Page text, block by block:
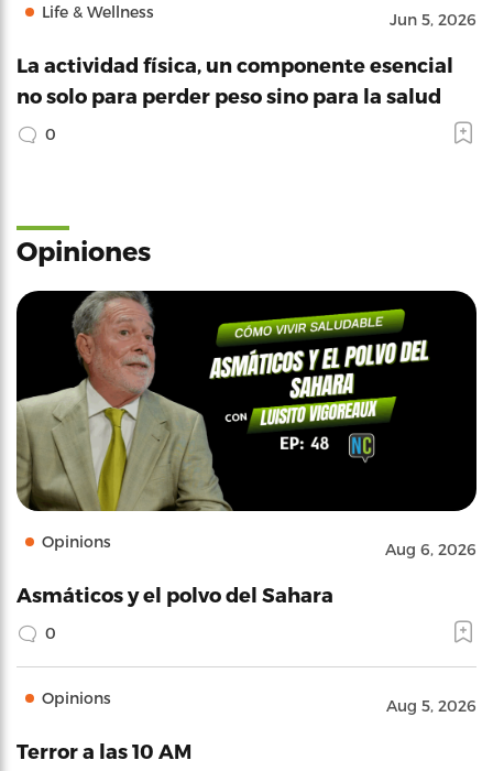
Life & Wellness Jun 5, 2026
La actividad física, un componente esencial
no solo para perder peso sino para la salud
0
Opiniones
Opinions Aug 6, 2026
Asmáticos y el polvo del Sahara
0
Opinions Aug 5, 2026
Terror a las 10 AM